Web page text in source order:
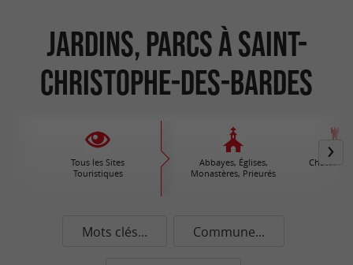
Jardins, Parcs à Saint-
Christophe-des-Bardes
Tous les Sites
Touristiques
Abbayes, Églises,
Monastères, Prieurés
Châteaux
Mots clés... Commune...